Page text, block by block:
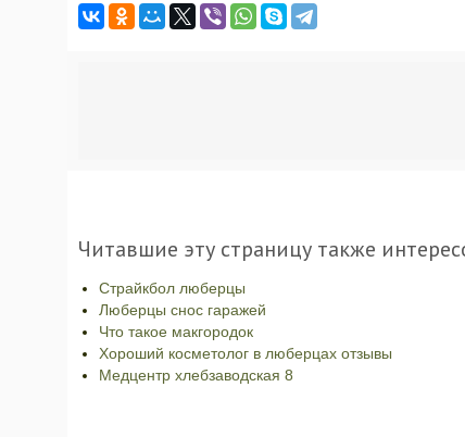
Читавшие эту страницу также
Страйкбол люберцы
Люберцы снос гаражей
Что такое макгородок
Хороший косметолог в люберцах отзывы
Медцентр хлебзаводская 8